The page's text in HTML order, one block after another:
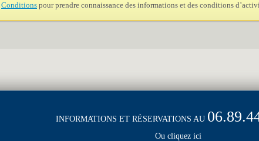
Conditions pour prendre connaissance des informations et des conditions
INFORMATIONS ET RÉSERVATIONS AU
Ou cliquez ici